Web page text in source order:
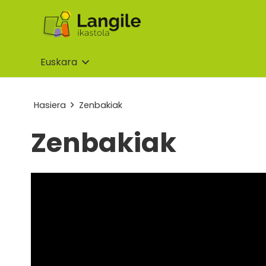
Euskara
Hasiera Zenbakiak
Zenbakiak